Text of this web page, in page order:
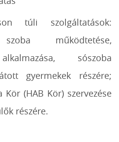
túli szolgáltatások:
működtetése,
sószoba
gyermekek részére;
Kör (HAB Kör) szervezése
részére.